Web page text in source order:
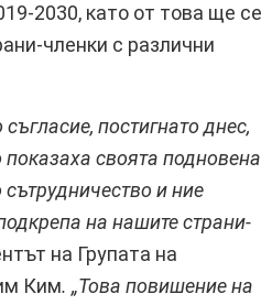
2030, като от това ще се
членки с различни
постигнато днес,
своята подновена
сътрудничество и ние
на нашите страни-
на Групата на
Ким. „Това повишение на